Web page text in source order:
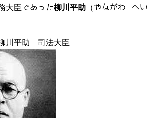
大臣であった柳川平助 （やながわ へい
川平助 司法大臣